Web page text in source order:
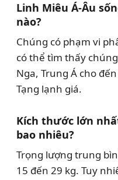
Linh Miêu Á-Âu
nào?
Chúng có phạm vi
có thể tìm thấy
Nga, Trung Á cho
Tạng lạnh giá.
Kích thước lớn
bao nhiêu?
Trọng lượng trung
15 đến 29 kg. Tuy